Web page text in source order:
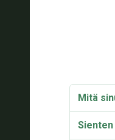
Mitä